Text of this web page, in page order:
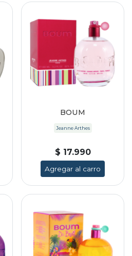
BOUM
Jeanne Arthes
$ 17.990
Agregar al carro